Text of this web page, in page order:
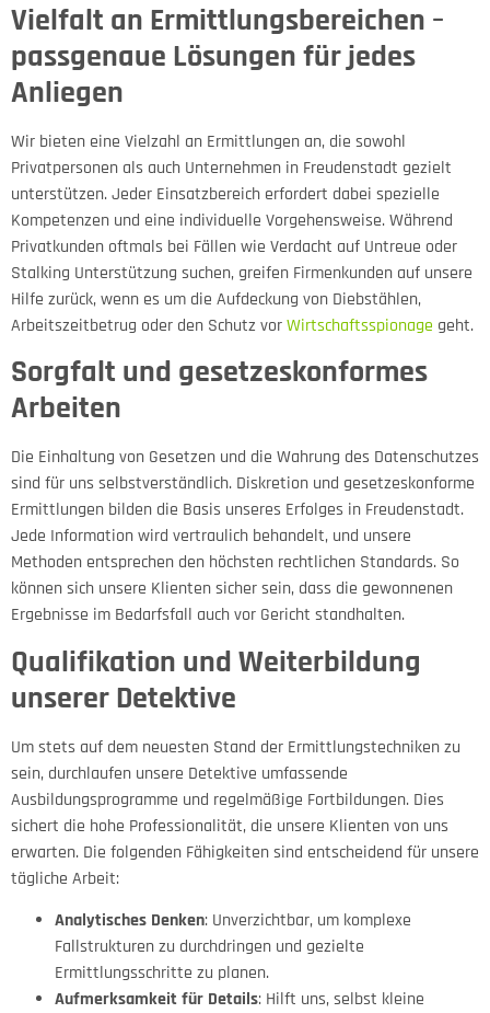
Vielfalt an Ermittlungsbereichen –
passgenaue Lösungen für jedes
Anliegen
Wir bieten eine Vielzahl an Ermittlungen an, die sowohl
Privatpersonen als auch Unternehmen in Freudenstadt gezielt
unterstützen. Jeder Einsatzbereich erfordert dabei spezielle
Kompetenzen und eine individuelle Vorgehensweise. Während
Privatkunden oftmals bei Fällen wie Verdacht auf Untreue oder
Stalking Unterstützung suchen, greifen Firmenkunden auf unsere
Hilfe zurück, wenn es um die Aufdeckung von Diebstählen,
Arbeitszeitbetrug oder den Schutz vorWirtschaftsspionage geht.
Sorgfalt und gesetzeskonformes
Arbeiten
Die Einhaltung von Gesetzen und die Wahrung des Datenschutzes
sind für uns selbstverständlich. Diskretion und gesetzeskonforme
Ermittlungen bilden die Basis unseres Erfolges in Freudenstadt.
Jede Information wird vertraulich behandelt, und unsere
Methoden entsprechen den höchsten rechtlichen Standards. So
können sich unsere Klienten sicher sein, dass die gewonnenen
Ergebnisse im Bedarfsfall auch vor Gericht standhalten.
Qualifikation und Weiterbildung
unserer Detektive
Um stets auf dem neuesten Stand der Ermittlungstechniken zu
sein, durchlaufen unsere Detektive umfassende
Ausbildungsprogramme und regelmäßige Fortbildungen. Dies
sichert die hohe Professionalität, die unsere Klienten von uns
erwarten. Die folgenden Fähigkeiten sind entscheidend für unsere
tägliche Arbeit:
Analytisches Denken: Unverzichtbar, um komplexe
Fallstrukturen zu durchdringen und gezielte
Ermittlungsschritte zu planen.
Aufmerksamkeit für Details: Hilft uns, selbst kleine